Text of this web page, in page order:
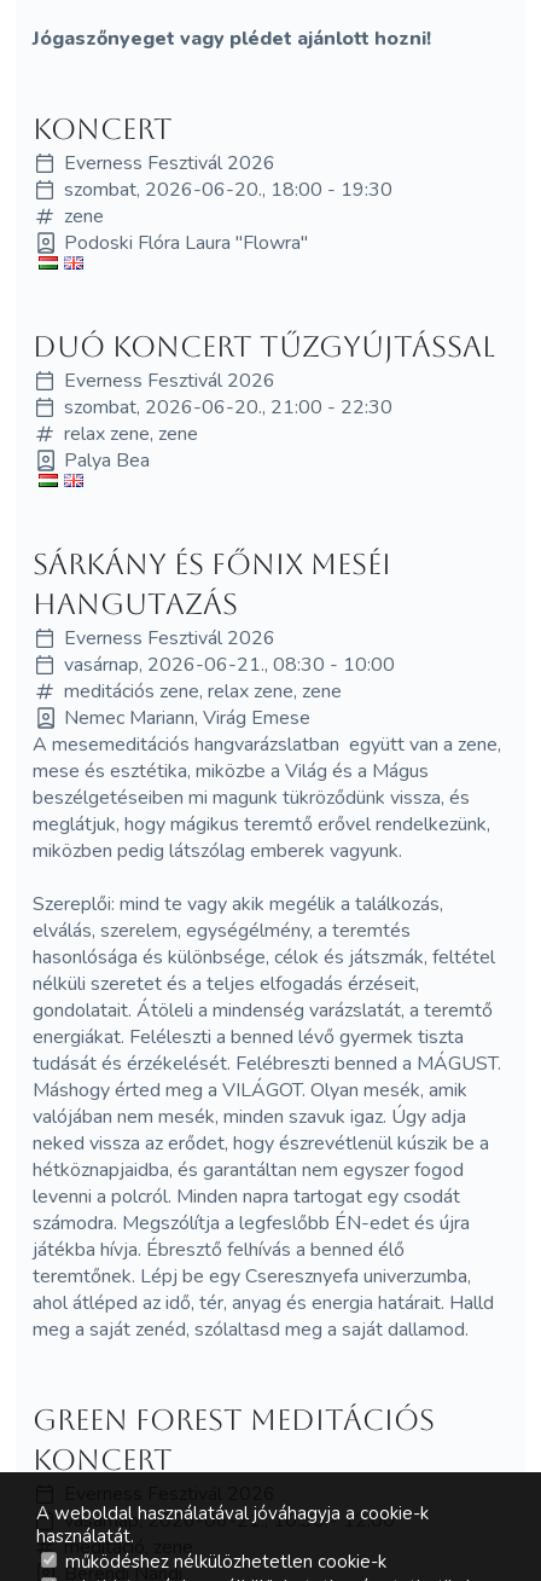
Jógaszőnyeget vagy plédet ajánlott hozni!
Koncert
Everness Fesztivál 2026
szombat, 2026-06-20., 18:00 - 19:30
zene
Podoski Flóra Laura "Flowra"
Duó koncert Tűzgyújtással
Everness Fesztivál 2026
szombat, 2026-06-20., 21:00 - 22:30
relax zene, zene
Palya Bea
Sárkány és Főnix meséi
hangutazás
Everness Fesztivál 2026
vasárnap, 2026-06-21., 08:30 - 10:00
meditációs zene, relax zene, zene
Nemec Mariann, Virág Emese
A mesemeditációs hangvarázslatban együtt van a zene,
mese és esztétika, miközbe a Világ és a Mágus
beszélgetéseiben mi magunk tükröződünk vissza, és
meglátjuk, hogy mágikus teremtő erővel rendelkezünk,
miközben pedig látszólag emberek vagyunk.
Szereplői: mind te vagy akik megélik a találkozás,
elválás, szerelem, egységélmény, a teremtés
hasonlósága és különbsége, célok és játszmák, feltétel
nélküli szeretet és a teljes elfogadás érzéseit,
gondolatait. Átöleli a mindenség varázslatát, a teremtő
energiákat. Feléleszti a benned lévő gyermek tiszta
tudását és érzékelését. Felébreszti benned a MÁGUST.
Máshogy érted meg a VILÁGOT. Olyan mesék, amik
valójában nem mesék, minden szavuk igaz. Úgy adja
neked vissza az erődet, hogy észrevétlenül kúszik be a
hétköznapjaidba, és garantáltan nem egyszer fogod
levenni a polcról. Minden napra tartogat egy csodát
számodra. Megszólítja a legfeslőbb ÉN-edet és újra
játékba hívja. Ébresztő felhívás a benned élő
teremtőnek. Lépj be egy Cseresznyefa univerzumba,
ahol átléped az idő, tér, anyag és energia határait. Halld
meg a saját zenéd, szólaltasd meg a saját dallamod.
Green Forest meditációs
koncert
vasárnap, 2026-06-21., 10:30 - 12:00
meditáció, zene
Berendi Nándi
A weboldal használatával jóváhagyja a cookie-k
használatát.
működéshez nélkülözhetetlen cookie-k